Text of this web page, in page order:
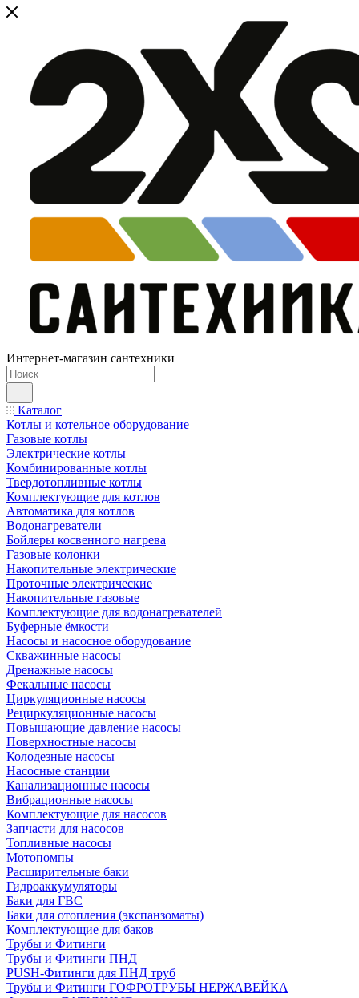
Интернет-магазин сантехники
Каталог
Котлы и котельное оборудование
Газовые котлы
Электрические котлы
Комбинированные котлы
Твердотопливные котлы
Комплектующие для котлов
Автоматика для котлов
Водонагреватели
Бойлеры косвенного нагрева
Газовые колонки
Накопительные электрические
Проточные электрические
Накопительные газовые
Комплектующие для водонагревателей
Буферные ёмкости
Насосы и насосное оборудование
Скважинные насосы
Дренажные насосы
Фекальные насосы
Циркуляционные насосы
Рециркуляционные насосы
Повышающие давление насосы
Поверхностные насосы
Колодезные насосы
Насосные станции
Канализационные насосы
Вибрационные насосы
Комплектующие для насосов
Запчасти для насосов
Топливные насосы
Мотопомпы
Расширительные баки
Гидроаккумуляторы
Баки для ГВС
Баки для отопления (экспанзоматы)
Комплектующие для баков
Трубы и Фитинги
Трубы и Фитинги ПНД
PUSH-Фитинги для ПНД труб
Трубы и Фитинги ГОФРОТРУБЫ НЕРЖАВЕЙКА